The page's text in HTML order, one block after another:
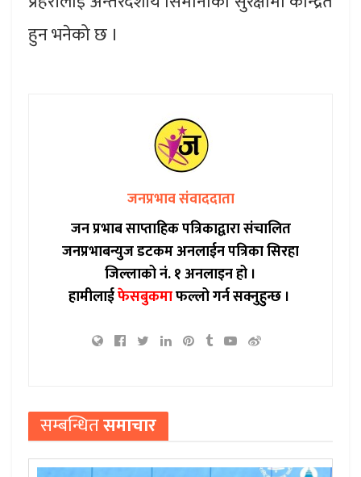
हुन भनेको छ ।
जनप्रभाव संवाददाता
जन प्रभाब साप्ताहिक पत्रिकाद्वारा संचालित
जनप्रभाबन्युज डटकम अनलाईन पत्रिका सिरहा
जिल्लाको नं. १ अनलाइन हो ।
हामीलाईफेसबुकमाफल्लो गर्न सक्नुहुन्छ ।
सम्बन्धितसमाचार